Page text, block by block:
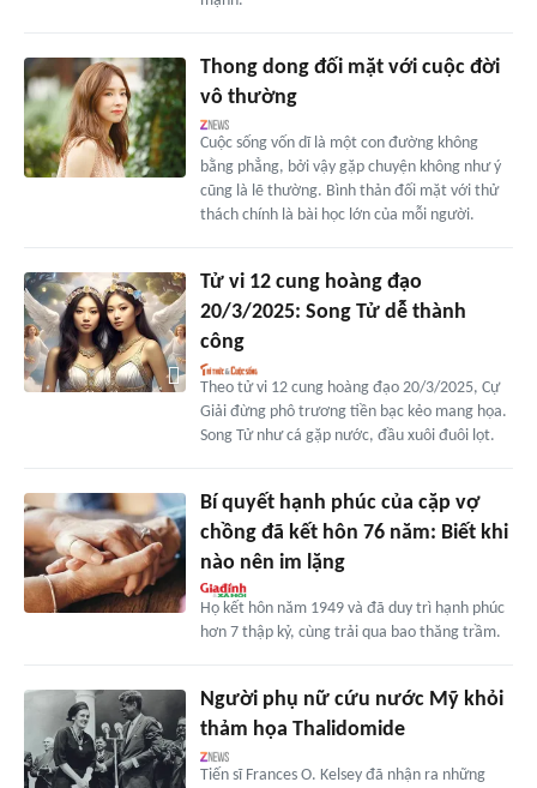
Thong dong đối mặt với cuộc đời
vô thường
Cuộc sống vốn dĩ là một con đường không
bằng phẳng, bởi vậy gặp chuyện không như ý
cũng là lẽ thường. Bình thản đối mặt với thử
thách chính là bài học lớn của mỗi người.
Tử vi 12 cung hoàng đạo
20/3/2025: Song Tử dễ thành
công
Theo tử vi 12 cung hoàng đạo 20/3/2025, Cự
Giải đừng phô trương tiền bạc kẻo mang họa.
Song Tử như cá gặp nước, đầu xuôi đuôi lọt.
Bí quyết hạnh phúc của cặp vợ
chồng đã kết hôn 76 năm: Biết khi
nào nên im lặng
Họ kết hôn năm 1949 và đã duy trì hạnh phúc
hơn 7 thập kỷ, cùng trải qua bao thăng trầm.
Người phụ nữ cứu nước Mỹ khỏi
thảm họa Thalidomide
Tiến sĩ Frances O. Kelsey đã nhận ra những